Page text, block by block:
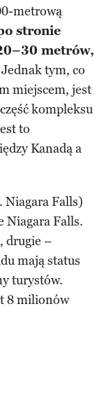
metrową
stronie
metrów,
Jednak tym, co
miejscem, jest
kompleksu
to
Kanadą a
Niagara Falls)
Niagara Falls.
drugie –
mają status
turystów.
8 milionów